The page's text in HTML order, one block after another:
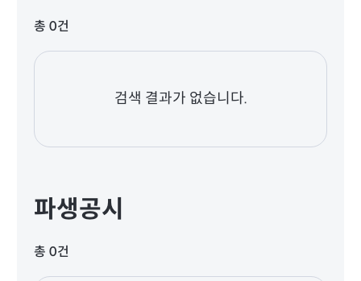
총 0건
검색 결과가 없습니다.
파생공시
총 0건